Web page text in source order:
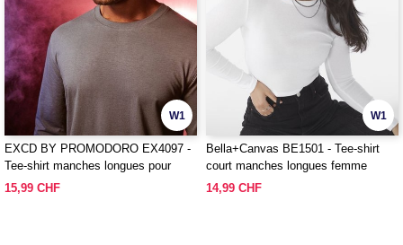
W1
EXCD BY PROMODORO EX4097 -
Tee-shirt manches longues pour
homme
15,99 CHF
W1
Bella+Canvas BE1501 - Tee-shirt
court manches longues femme
14,99 CHF